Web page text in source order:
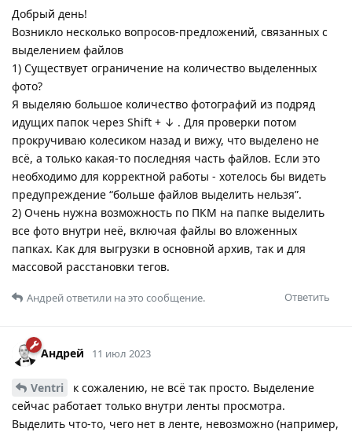
Добрый день!
Возникло несколько вопросов-предложений, связанных с
выделением файлов
1) Существует ограничение на количество выделенных
фото?
Я выделяю большое количество фотографий из подряд
идущих папок через Shift + ↓ . Для проверки потом
прокручиваю колесиком назад и вижу, что выделено не
всё, а только какая-то последняя часть файлов. Если это
необходимо для корректной работы - хотелось бы видеть
предупреждение “больше файлов выделить нельзя”.
2) Очень нужна возможность по ПКМ на папке выделить
все фото внутри неё, включая файлы во вложенных
папках. Как для выгрузки в основной архив, так и для
массовой расстановки тегов.
Ответить
Андрейответили на это сообщение.
Андрей 11 июл 2023
Ventri
к сожалению, не всё так просто. Выделение
сейчас работает только внутри ленты просмотра.
Выделить что-то, чего нет в ленте, невозможно (например,